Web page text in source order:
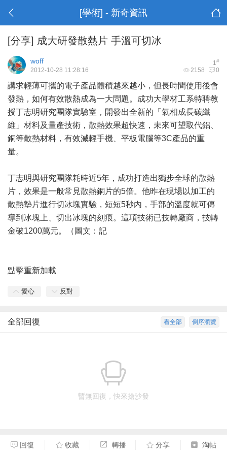
[學術] - 新奇資訊
[分享] 成大研發散熱片 手溫可切冰
1#
woff
2158 0
2012-10-28 11:28:16
講求輕薄可攜的電子產品體積越來越小，但長時間使用後會
發熱，如何有效散熱成為一大問題。成功大學材工系特聘教
授丁志明研究團隊實驗室，開發出全新的「氣相成長碳纖
維」材料及量產技術，散熱效果超快速，未來可望取代鋁、
銅等散熱材料，有效減輕手機、平板電腦等3C產品的重
量。
丁志明與研究團隊耗時近5年，成功打造出獨步全球的散熱
片，效果是一般常見散熱銅片的5倍。他昨在現場以加工的
散熱墊片進行切冰塊實驗，短短5秒內，手部的溫度就可傳
導到冰塊上、切出冰塊的刻痕。這項技術已技轉廠商，技轉
金破1200萬元。（圖文：記
點擊重新加載
愛心 反對
倒序瀏覽
看全部
全部回復
暫無回復，快來搶沙發
回復 收藏 轉播 分享 淘帖